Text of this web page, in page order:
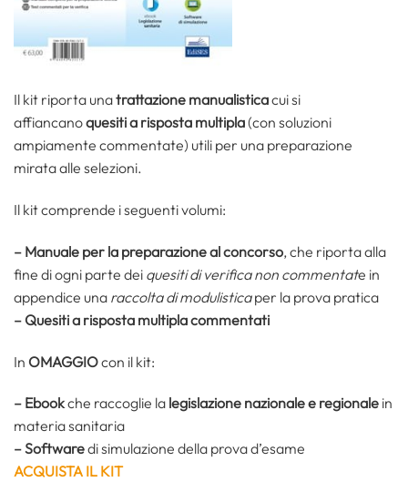
Il kit riporta unatrattazione manualisticacui si
affiancanoquesiti a risposta multipla(con soluzioni
ampiamente commentate) utili per una preparazione
mirata alle selezioni.
Il kit comprende i seguenti volumi:
– Manuale per la preparazione al concorso, che riporta alla
fine di ogni parte dei quesiti di verifica non commentate in
appendice una raccolta di modulisticaper la prova pratica
– Quesiti a risposta multipla commentati
In OMAGGIOcon il kit:
– Ebookche raccoglie la legislazione nazionale e regionale in
materia sanitaria
– Softwaredi simulazione della prova d’esame
ACQUISTA IL KIT